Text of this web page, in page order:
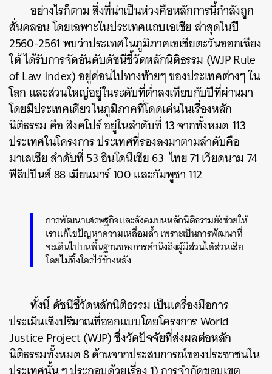
อย่างไรก็ตาม สิ่งที่น่าเป็นห่วงคือหลักการนี้กำลังถูก
สั่นคลอน โดยเฉพาะในประเทศแถบเอเชีย ล่าสุดในปี
2560-2561 พบว่าประเทศในภูมิภาคเอเชียตะวันออกเฉียง
ใต้ ได้รับการจัดอันดับดัชนีชี้วัดหลักนิติธรรม (WJP Rule
of Law Index) อยู่ค่อนไปทางท้ายๆ ของประเทศต่างๆ ใน
โลก และส่วนใหญ่อยู่ในระดับที่ต่ำลงเทียบกับปีที่ผ่านมา
โดยมีประเทศเดียวในภูมิภาคที่โดดเด่นในเรื่องหลัก
นิติธรรม คือ สิงคโปร์ อยู่ในลำดับที่ 13 จากทั้งหมด 113
ประเทศในโครงการ ประเทศที่รองลงมาตามลำดับคือ
มาเลเซีย ลำดับที่ 53 อินโดนีเซีย 63 ไทย 71 เวียดนาม 74
ฟิลิปปินส์ 88 เมียนมาร์ 100 และกัมพูชา 112
การพัฒนาเศรษฐกิจและสังคมบนหลักนิติธรรมยังช่วยให้
เราแก้ไขปัญหาความเหลื่อมล้ำ เพราะเป็นการพัฒนาที่
จะเดินไปบนพื้นฐานของการคำนึงถึงผู้มีส่วนได้ส่วนเสีย
โดยไม่ทิ้งใครไว้ข้างหลัง
ทั้งนี้ ดัชนีชี้วัดหลักนิติธรรม เป็นเครื่องมือการ
ประเมินเชิงปริมาณที่ออกแบบโดยโครงการ World
Justice Project (WJP) ซึ่งวัดปัจจัยที่ส่งผลต่อหลัก
นิติธรรมทั้งหมด 8 ด้านจากประสบการณ์ของประชาชนใน